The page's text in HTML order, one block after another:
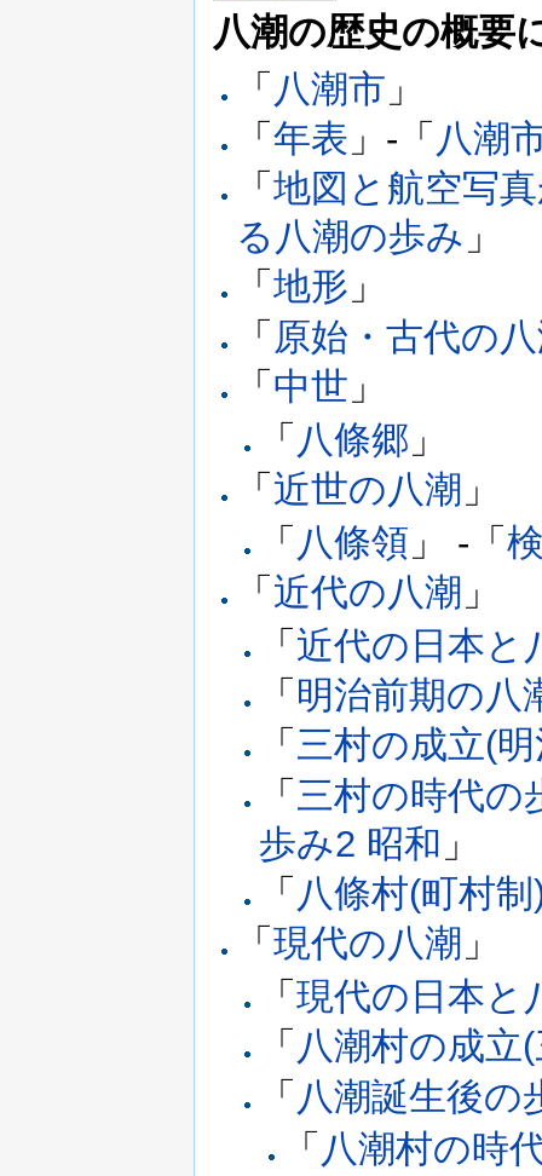
八潮の歴史の概要
「 八潮市 」
「年表 」-「 八潮
「地図と航空写
る八潮の歩み 」
「地形 」
「 原始・古代の
「 中世 」
「 八條郷 」
「 近世の八潮 」
「 八條領 」 -「
「 近代の八潮 」
「 近代の日本と
「 明治前期の
「 三村の成立(
「 三村の時代の
歩み2 昭和 」
「 八條村(町村制
「現代の八潮 」
「現代の日本と
「 八潮村の成立
「 八潮誕生後
「 八潮村の時